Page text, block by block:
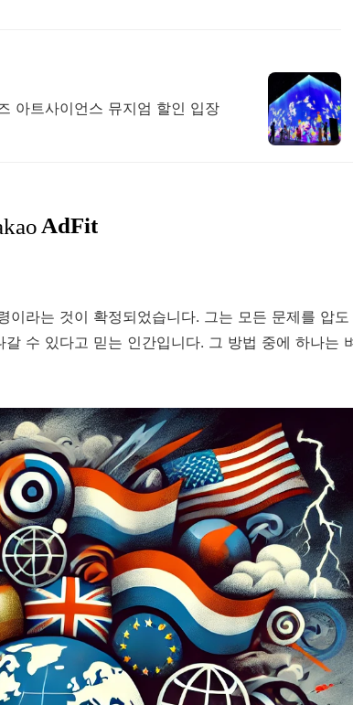
아트사이언스 뮤지엄 할인 입장
이라는 것이 확정되었습니다. 그는 모든 문제를 압도
수 있다고 믿는 인간입니다. 그 방법 중에 하나는